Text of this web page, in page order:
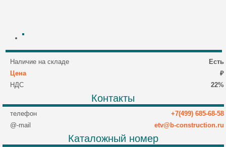
Наличие на складе
Есть
Цена
₽
НДС
22%
Контакты
телефон
+7(499) 685-68-58
@-mail
etv@b-construction.ru
Каталожный номер